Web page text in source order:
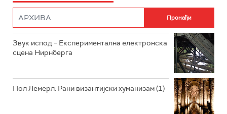
РАДИО РОКЕНРОЛЕР
РАДИО ЏЕЗЕР
Звук испод – Експериментална електронска
сцена Нирнберга
Пол Лемерл: Рани византијски хуманизам (1)